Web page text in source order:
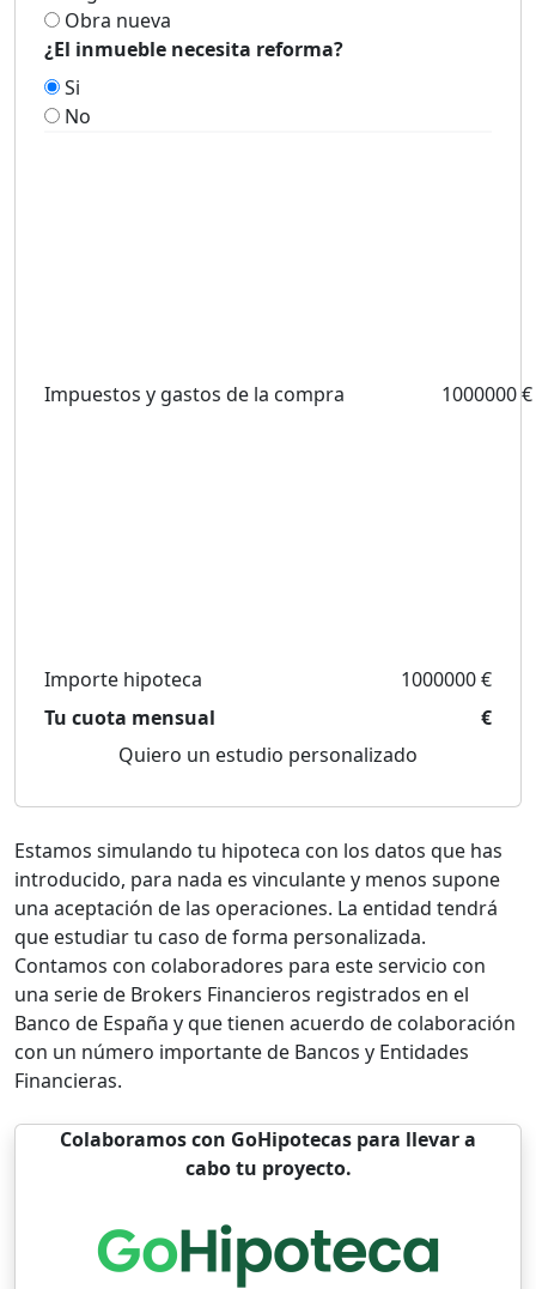
Obra nueva
¿El inmueble necesita reforma?
Si
No
Impuestos y gastos de la compra 1000000 €
Importe hipoteca
1000000 €
Tu cuota mensual
€
Quiero un estudio personalizado
Estamos simulando tu hipoteca con los datos que has
introducido, para nada es vinculante y menos supone
una aceptación de las operaciones. La entidad tendrá
que estudiar tu caso de forma personalizada.
Contamos con colaboradores para este servicio con
una serie de Brokers Financieros registrados en el
Banco de España y que tienen acuerdo de colaboración
con un número importante de Bancos y Entidades
Financieras.
Colaboramos con GoHipotecas para llevar a
cabo tu proyecto.